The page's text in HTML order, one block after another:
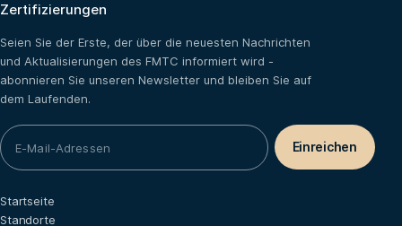
Zertifizierungen
Seien Sie der Erste, der über die neuesten Nachrichten
und Aktualisierungen des FMTC informiert wird -
abonnieren Sie unseren Newsletter und bleiben Sie auf
dem Laufenden.
Startseite
Standorte